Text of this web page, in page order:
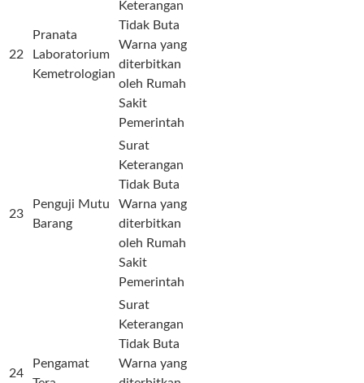
22
Pranata
Laboratorium
Kemetrologian
Keterangan
Tidak Buta
Warna yang
diterbitkan
oleh Rumah
Sakit
Pemerintah
23
Penguji Mutu
Barang
Surat
Keterangan
Tidak Buta
Warna yang
diterbitkan
oleh Rumah
Sakit
Pemerintah
24
Pengamat
Surat
Keterangan
Tidak Buta
Warna yang